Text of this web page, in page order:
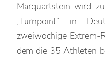
Marquartstein wird
„Turnpoint“ in
zweiwöchige Extrem-
dem die 35 Athleten